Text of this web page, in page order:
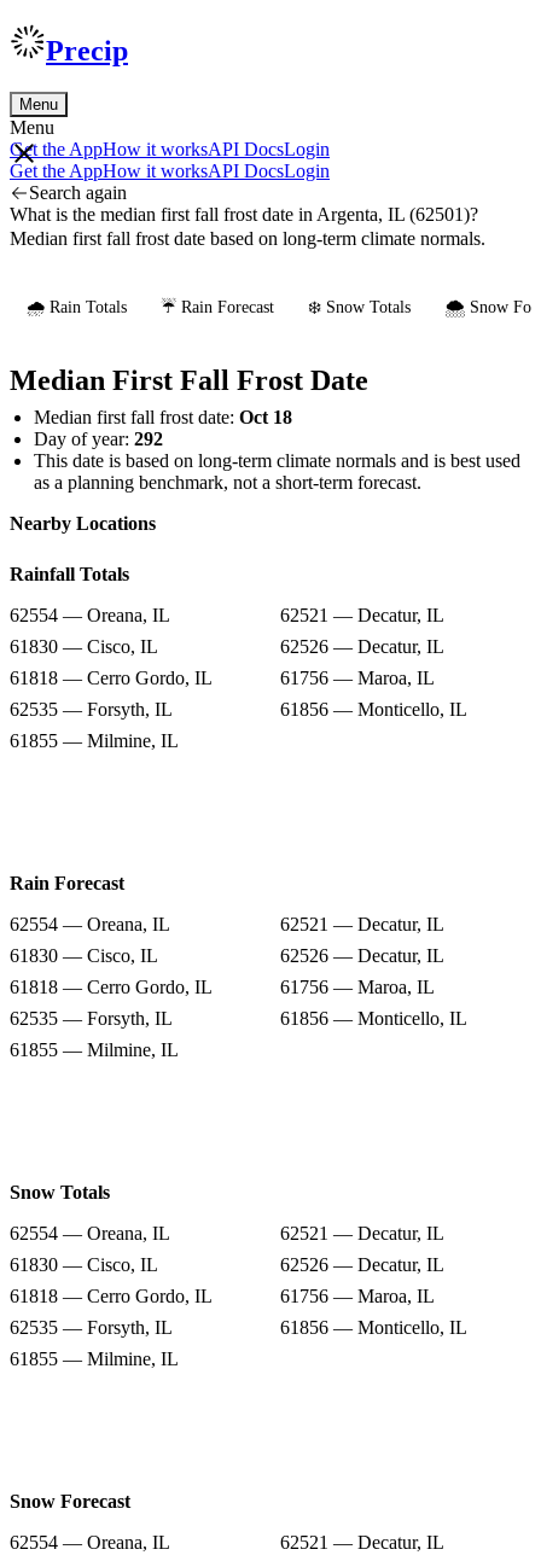
Precip
Menu
Menu
Get the AppHow it worksAPI DocsLogin
Get the AppHow it worksAPI DocsLogin
Search again
What is the median first fall frost date in Argenta, IL (62501)?
Median first fall frost date based on long-term climate normals.
🌧️ Rain Totals ☔ Rain Forecast ❄️ Snow Totals 🌨️ Snow
Median First Fall Frost Date
Median first fall frost date: Oct 18
Day of year: 292
This date is based on long-term climate normals and is best used
as a planning benchmark, not a short-term forecast.
Nearby Locations
Rainfall Totals
62554 — Oreana, IL
62521 — Decatur, IL
61830 — Cisco, IL
62526 — Decatur, IL
61818 — Cerro Gordo, IL
61756 — Maroa, IL
62535 — Forsyth, IL
61856 — Monticello, IL
61855 — Milmine, IL
Rain Forecast
62554 — Oreana, IL
62521 — Decatur, IL
61830 — Cisco, IL
62526 — Decatur, IL
61818 — Cerro Gordo, IL
61756 — Maroa, IL
62535 — Forsyth, IL
61856 — Monticello, IL
61855 — Milmine, IL
Snow Totals
62554 — Oreana, IL
62521 — Decatur, IL
61830 — Cisco, IL
62526 — Decatur, IL
61818 — Cerro Gordo, IL
61756 — Maroa, IL
62535 — Forsyth, IL
61856 — Monticello, IL
61855 — Milmine, IL
Snow Forecast
62554 — Oreana, IL
62521 — Decatur, IL